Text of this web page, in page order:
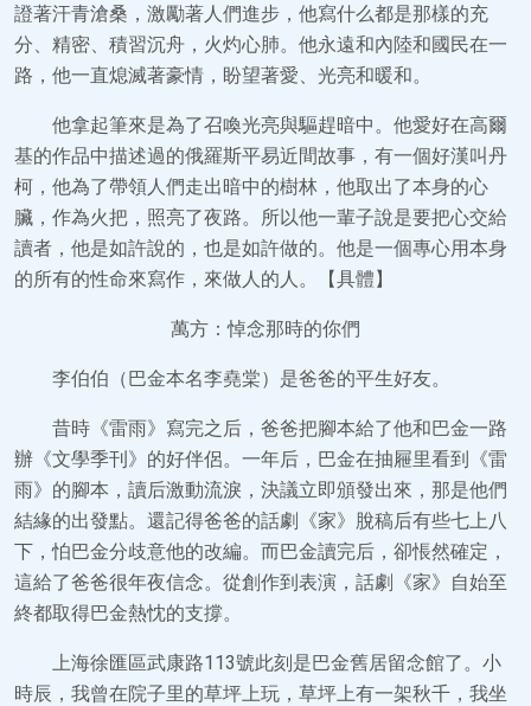
證著汗青滄桑，激勵著人們進步，他寫什么都是那樣的充
分、精密、積習沉舟，火灼心肺。他永遠和內陸和國民在一
路，他一直熄滅著豪情，盼望著愛、光亮和暖和。
他拿起筆來是為了召喚光亮與驅趕暗中。他愛好在高爾
基的作品中描述過的俄羅斯平易近間故事，有一個好漢叫丹
柯，他為了帶領人們走出暗中的樹林，他取出了本身的心
臟，作為火把，照亮了夜路。所以他一輩子說是要把心交給
讀者，他是如許說的，也是如許做的。他是一個專心用本身
的所有的性命來寫作，來做人的人。【具體】
萬方：悼念那時的你們
李伯伯（巴金本名李堯棠）是爸爸的平生好友。
昔時《雷雨》寫完之后，爸爸把腳本給了他和巴金一路
辦《文學季刊》的好伴侶。一年后，巴金在抽屜里看到《雷
雨》的腳本，讀后激動流淚，決議立即頒發出來，那是他們
結緣的出發點。還記得爸爸的話劇《家》脫稿后有些七上八
下，怕巴金分歧意他的改編。而巴金讀完后，卻悵然確定，
這給了爸爸很年夜信念。從創作到表演，話劇《家》自始至
終都取得巴金熱忱的支撐。
上海徐匯區武康路113號此刻是巴金舊居留念館了。小
時辰，我曾在院子里的草坪上玩，草坪上有一架秋千，我坐